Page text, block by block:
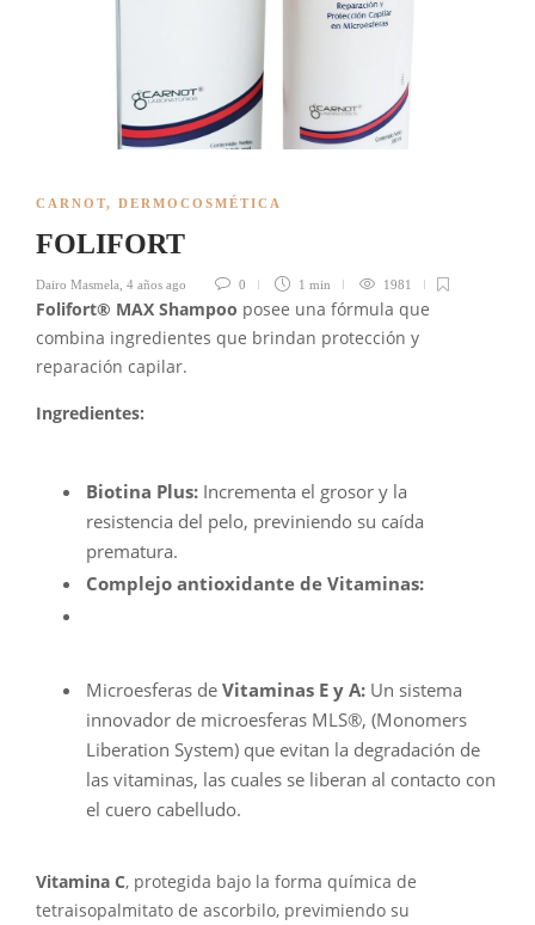
CARNOT, DERMOCOSMÉTICA
FOLIFORT
Dairo Masmela 4 años ago 0 1 min 1981
Folifort® MAX Shampoo posee una fórmula que
combina ingredientes que brindan protección y
reparación capilar.
Ingredientes:
Biotina Plus: Incrementa el grosor y la
resistencia del pelo, previniendo su caída
prematura.
Complejo antioxidante de Vitaminas:
Microesferas de Vitaminas E y A: Un sistema
innovador de microesferas MLS®, (Monomers
Liberation System) que evitan la degradación de
las vitaminas, las cuales se liberan al contacto con
el cuero cabelludo.
Vitamina C, protegida bajo la forma química de
tetraisopalmitato de ascorbilo, previmiendo su